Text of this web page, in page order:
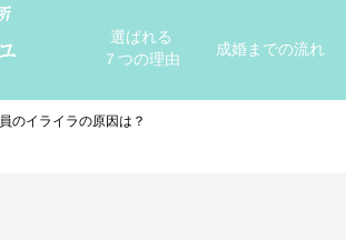
選ばれる
７つの理由
成婚までの流れ
のイライラの原因は？